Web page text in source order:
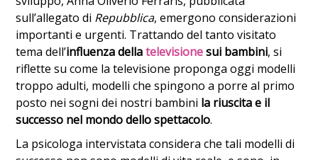
sull’allegato di Repubblica, emergono considerazioni
importanti e urgenti. Trattando del tanto visitato
tema dell’influenza dellatelevisionesui bambini, si
riflette su come la televisione proponga oggi modelli
troppo adulti, modelli che spingono a porre al primo
posto nei sogni dei nostri bambini la riuscita e il
successo nel mondo dello spettacolo.
La psicologa intervistata considera che tali modelli di